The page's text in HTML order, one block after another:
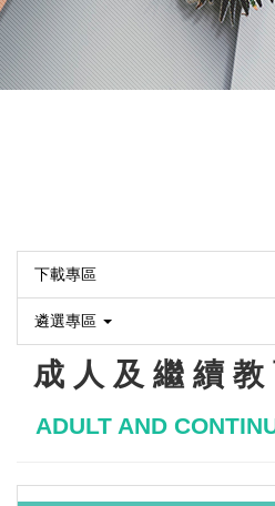
下載專區
遴選專區
成 人 及 繼 續
ADULT AND